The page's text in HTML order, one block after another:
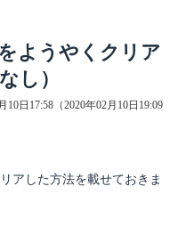
ようやくクリア
し）
10日17:58（2020年02月10日19:09
アした方法を載せておきま